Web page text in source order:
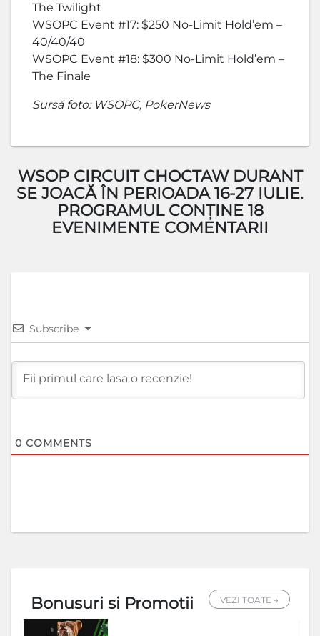
The Twilight
WSOPC Event #17: $250 No-Limit Hold’em –
40/40/40
WSOPC Event #18: $300 No-Limit Hold’em –
The Finale
Sursă foto: WSOPC, PokerNews
WSOP CIRCUIT CHOCTAW DURANT
SE JOACĂ ÎN PERIOADA 16-27 IULIE.
PROGRAMUL CONȚINE 18
EVENIMENTE COMENTARII
Subscribe
0 COMMENTS
Bonusuri si Promotii VEZI TOATE →